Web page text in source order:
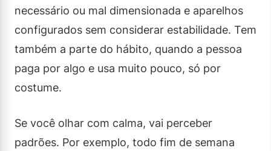
necessário ou mal dimensionada e aparelhos
configurados sem considerar estabilidade. Tem
também a parte do hábito, quando a pessoa
paga por algo e usa muito pouco, só por
costume.
Se você olhar com calma, vai perceber
padrões. Por exemplo, todo fim de semana